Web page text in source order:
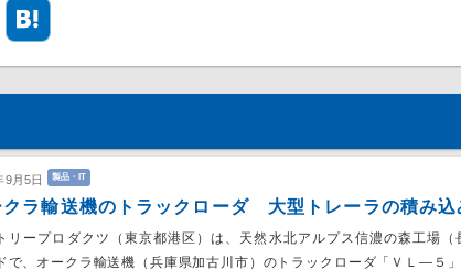
9月5日 製品・IT
クラ輸送機のトラックローダ 大型トレーラの積み込
リープロダクツ（東京都港区）は、天然水北アルプス信濃の森工場（
で、オークラ輸送機（兵庫県加古川市）のトラックローダ「ＶＬ―５